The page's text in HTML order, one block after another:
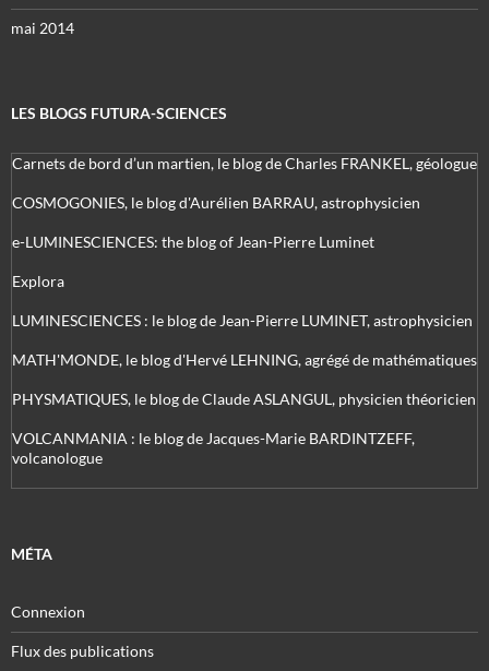
mai 2014
LES BLOGS FUTURA-SCIENCES
Carnets de bord d’un martien, le blog de Charles FRANKEL, géologue
COSMOGONIES, le blog d'Aurélien BARRAU, astrophysicien
e-LUMINESCIENCES: the blog of Jean-Pierre Luminet
Explora
LUMINESCIENCES : le blog de Jean-Pierre LUMINET, astrophysicien
MATH'MONDE, le blog d'Hervé LEHNING, agrégé de mathématiques
PHYSMATIQUES, le blog de Claude ASLANGUL, physicien théoricien
VOLCANMANIA : le blog de Jacques-Marie BARDINTZEFF,
volcanologue
MÉTA
Connexion
Flux des publications